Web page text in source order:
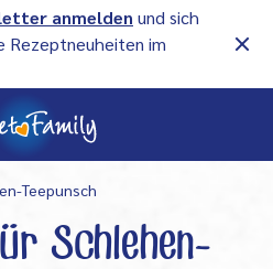
anmelden und sich
Rezeptneuheiten im
Teepunsch
Schlehen-